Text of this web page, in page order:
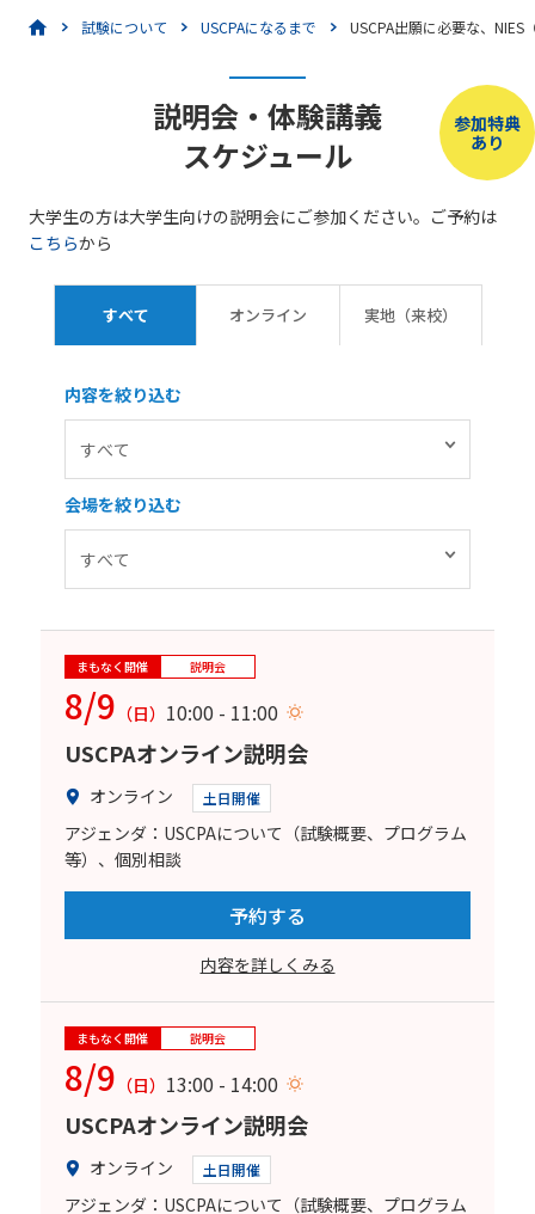
試験について USCPAになるまで USCPA出願に必要な、
参加特典
あり
説明会・体験講義
スケジュール
大学生の方は大学生向けの説明会にご参加ください。ご予約は
こちらから
すべて オンライン 実地（来校）
内容を絞り込む
会場を絞り込む
まもなく開催 説明会
8/9 （日） 10:00 - 11:00
USCPAオンライン説明会
オンライン 土日開催
アジェンダ：USCPAについて（試験概要、プログラム
等）、個別相談
予約する
内容を詳しくみる
まもなく開催 説明会
8/9 （日） 13:00 - 14:00
USCPAオンライン説明会
オンライン 土日開催
アジェンダ：USCPAについて（試験概要、プログラム